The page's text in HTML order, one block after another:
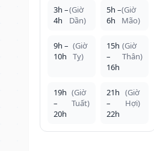
3h –
4h
(Giờ
Dần)
5h –
6h
(Giờ
Mão)
9h –
10h
(Giờ
Tỵ)
15h
–
16h
(Giờ
Thân)
19h
–
20h
(Giờ
Tuất)
21h
–
22h
(Giờ
Hợi)